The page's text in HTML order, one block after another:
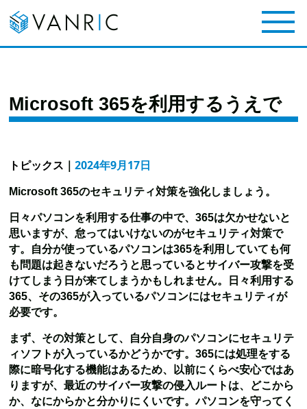
Microsoft 365を利用するうえで
トピックス ｜2024年9月17日
Microsoft 365のセキュリティ対策を強化しましょう。
日々パソコンを利用する仕事の中で、365は欠かせないと
思いますが、怠ってはいけないのがセキュリティ対策で
す。自分が使っているパソコンは365を利用していても何
も問題は起きないだろうと思っているとサイバー攻撃を受
けてしまう日が来てしまうかもしれません。日々利用する
365、その365が入っているパソコンにはセキュリティが
必要です。
まず、その対策として、自分自身のパソコンにセキュリテ
ィソフトが入っているかどうかです。365には処理をする
際に暗号化する機能はあるため、以前にくらべ安心ではあ
りますが、最近のサイバー攻撃の侵入ルートは、どこから
か、なにからかと分かりにくいです。パソコンを守ってく